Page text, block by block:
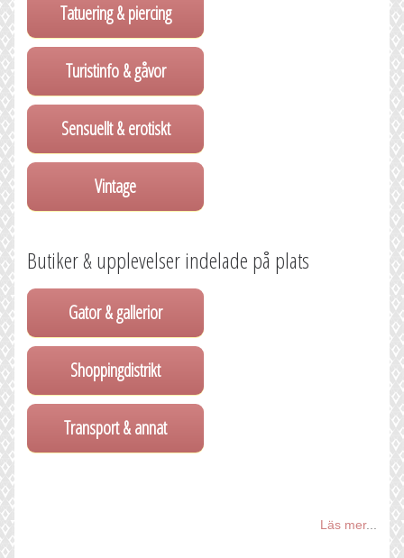
Tatuering & piercing
Turistinfo & gåvor
Sensuellt & erotiskt
Vintage
Butiker & upplevelser indelade på plats
Gator & gallerior
Shoppingdistrikt
Transport & annat
Läs mer...